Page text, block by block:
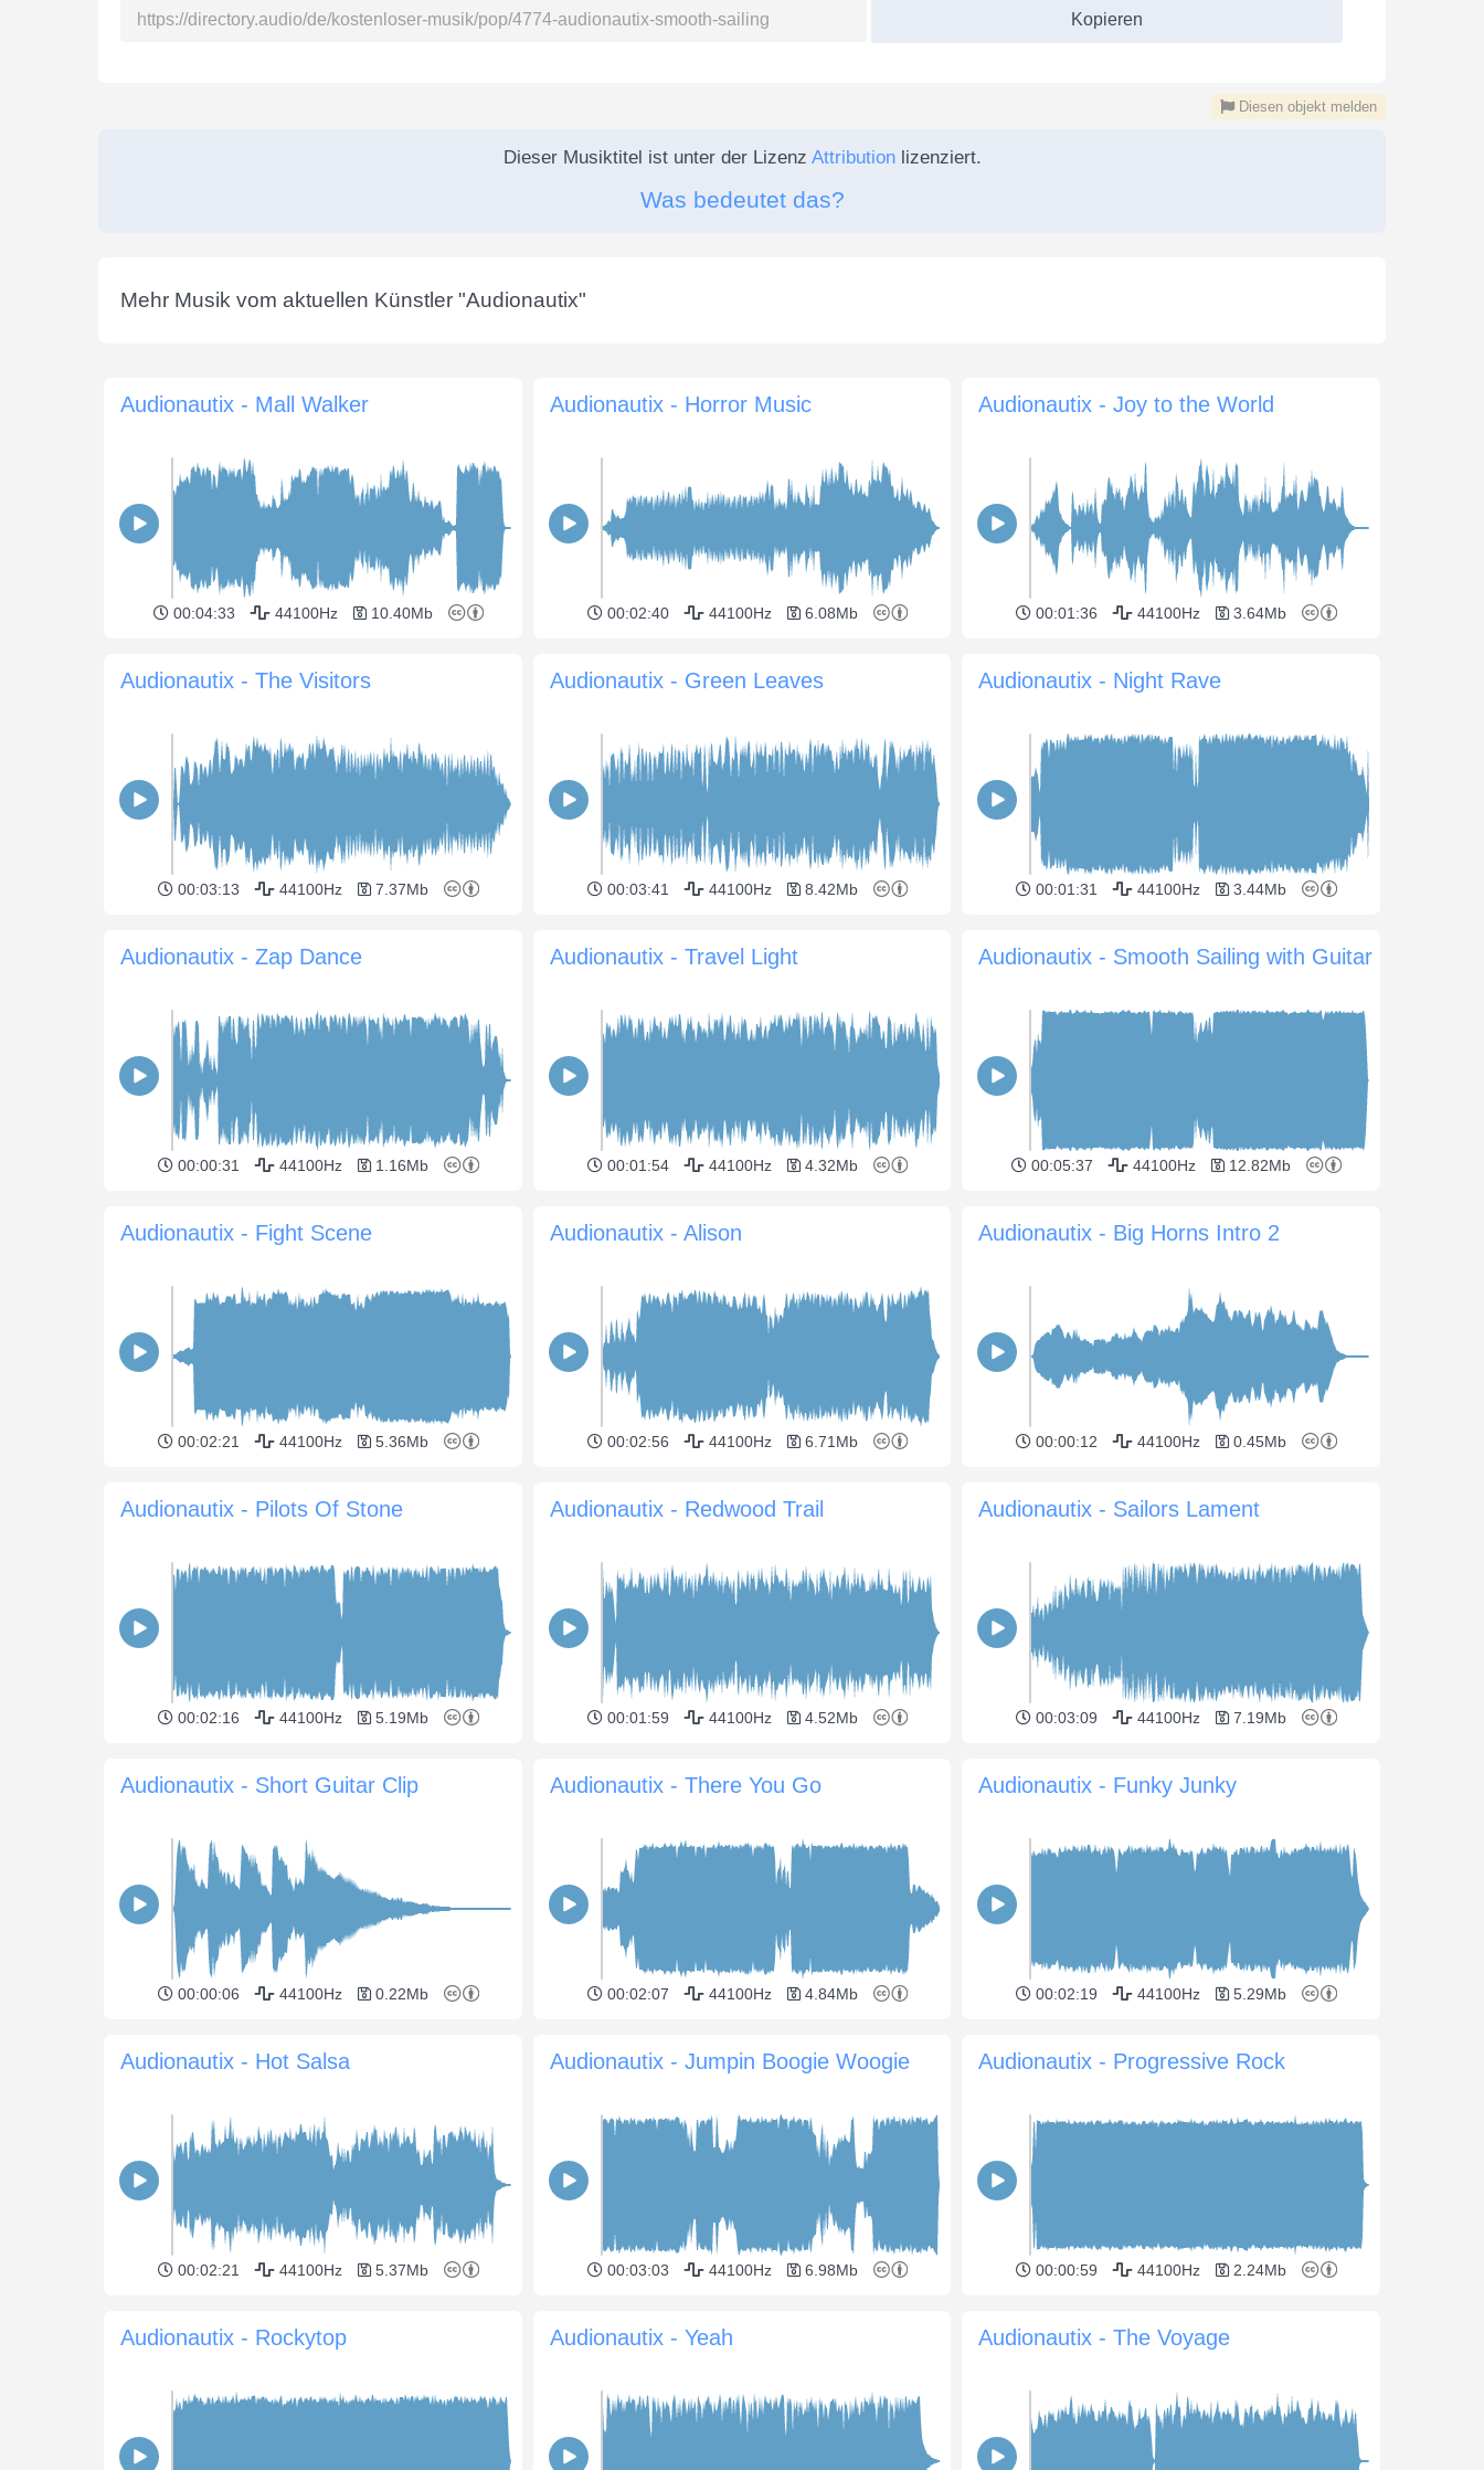
Kopieren
Diesen objekt melden
Dieser Musiktitel ist unter der Lizenz Attributionlizenziert.
Was bedeutet das?
Mehr Musik vom aktuellen Künstler "Audionautix"
Audionautix - Mall Walker
00:04:33 44100Hz 10.40Mb
Audionautix - Horror Music
00:02:40 44100Hz 6.08Mb
Audionautix - Joy to the World
00:01:36 44100Hz 3.64Mb
Audionautix - The Visitors
00:03:13 44100Hz 7.37Mb
Audionautix - Green Leaves
00:03:41 44100Hz 8.42Mb
Audionautix - Night Rave
00:01:31 44100Hz 3.44Mb
Audionautix - Zap Dance
00:00:31 44100Hz 1.16Mb
Audionautix - Travel Light
00:01:54 44100Hz 4.32Mb
Audionautix - Smooth Sailing with Guitar
00:05:37 44100Hz 12.82Mb
Audionautix - Fight Scene
00:02:21 44100Hz 5.36Mb
Audionautix - Alison
00:02:56 44100Hz 6.71Mb
Audionautix - Big Horns Intro 2
00:00:12 44100Hz 0.45Mb
Audionautix - Pilots Of Stone
00:02:16 44100Hz 5.19Mb
Audionautix - Redwood Trail
00:01:59 44100Hz 4.52Mb
Audionautix - Sailors Lament
00:03:09 44100Hz 7.19Mb
Audionautix - Short Guitar Clip
00:00:06 44100Hz 0.22Mb
Audionautix - There You Go
00:02:07 44100Hz 4.84Mb
Audionautix - Funky Junky
00:02:19 44100Hz 5.29Mb
Audionautix - Hot Salsa
00:02:21 44100Hz 5.37Mb
Audionautix - Jumpin Boogie Woogie
00:03:03 44100Hz 6.98Mb
Audionautix - Progressive Rock
00:00:59 44100Hz 2.24Mb
Audionautix - Rockytop Audionautix - Yeah Audionautix - The Voyage